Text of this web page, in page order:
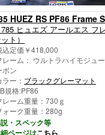
HUEZ RS PF86 Frame
785 ヒュエズ アールエス フ
ト）
込定価￥418,000
レーム： ウルトラハイモジュ
ボン
ラー： ブラックグレーマット
規格:PF86
レーム重量：730ｇ
ォーク重量：280g
・スペック等
ページはこちら